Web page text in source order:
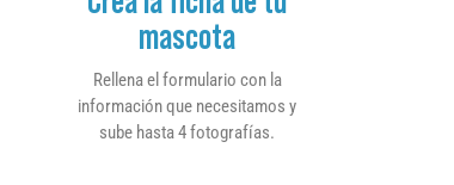
mascota
Rellena el formulario con la
información que necesitamos y
sube hasta 4 fotografías.